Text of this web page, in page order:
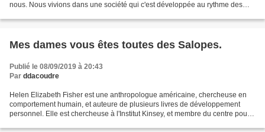
nous. Nous vivions dans une société qui c'est développée au rythme des
Mes dames vous êtes toutes des Salopes.
Publié le 08/09/2019 à 20:43
Par ddacoudre
Helen Elizabeth Fisher est une anthropologue américaine, chercheuse en
comportement humain, et auteure de plusieurs livres de développement
personnel. Elle est chercheuse à l'Institut Kinsey, et membre du centre pour